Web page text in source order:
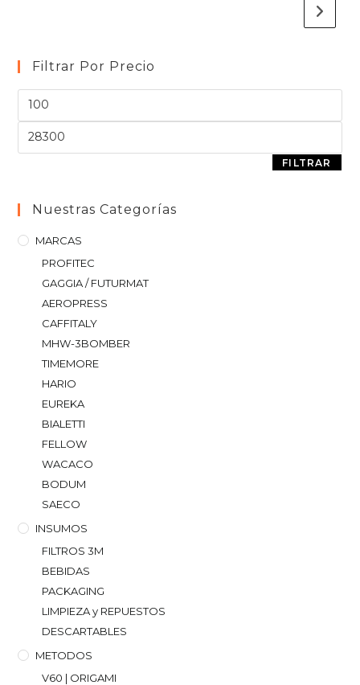
Filtrar Por Precio
FILTRAR
Nuestras Categorías
MARCAS
PROFITEC
GAGGIA / FUTURMAT
AEROPRESS
CAFFITALY
MHW-3BOMBER
TIMEMORE
HARIO
EUREKA
BIALETTI
FELLOW
WACACO
BODUM
SAECO
INSUMOS
FILTROS 3M
BEBIDAS
PACKAGING
LIMPIEZA y REPUESTOS
DESCARTABLES
METODOS
V60 | ORIGAMI